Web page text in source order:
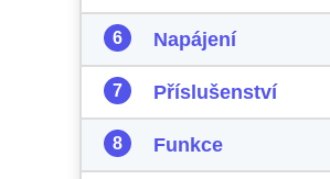
Napájení
Příslušenství
Funkce